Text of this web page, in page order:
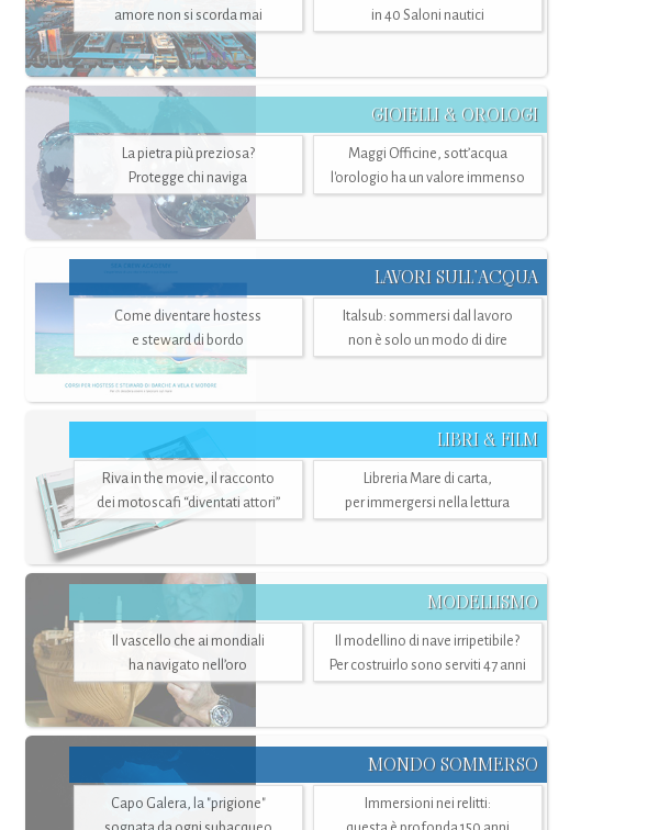
amore non si scorda mai
in 40 Saloni nautici
GIOIELLI & OROLOGI
La pietra più preziosa?
Protegge chi naviga
Maggi Officine, sott’acqua
l'orologio ha un valore immenso
LAVORI SULL’ACQUA
Come diventare hostess
e steward di bordo
Italsub: sommersi dal lavoro
non è solo un modo di dire
LIBRI & FILM
Riva in the movie, il racconto
dei motoscafi “diventati attori”
Libreria Mare di carta,
per immergersi nella lettura
MODELLISMO
Il vascello che ai mondiali
ha navigato nell’oro
Il modellino di nave irripetibile?
Per costruirlo sono serviti 47 anni
MONDO SOMMERSO
Capo Galera, la "prigione"
Immersioni nei relitti: